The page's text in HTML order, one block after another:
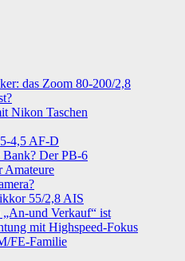
das Zoom 80-200/2,8
Nikon Taschen
4,5 AF-D
Bank? Der PB-6
Amateure
55/2,8 AIS
und Verkauf“ ist
mit Highspeed-Fokus
FE-Familie